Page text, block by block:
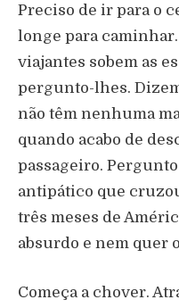
Preciso de ir para o
longe para
viajantes sobem as
pergunto-lhes.
não têm nenhuma
quando acabo de
passageiro.
antipático que
três meses de
absurdo e nem quer
Começa a chover.